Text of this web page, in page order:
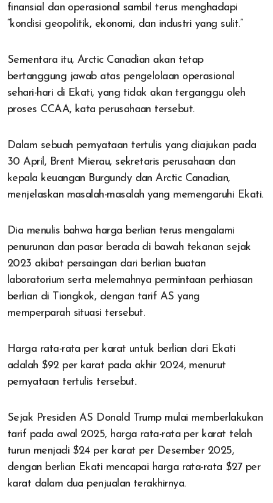
finansial dan operasional sambil terus menghadapi
“kondisi geopolitik, ekonomi, dan industri yang sulit.”
Sementara itu, Arctic Canadian akan tetap
bertanggung jawab atas pengelolaan operasional
sehari-hari di Ekati, yang tidak akan terganggu oleh
proses CCAA, kata perusahaan tersebut.
Dalam sebuah pernyataan tertulis yang diajukan pada
30 April, Brent Mierau, sekretaris perusahaan dan
kepala keuangan Burgundy dan Arctic Canadian,
menjelaskan masalah-masalah yang memengaruhi Ekati.
Dia menulis bahwa harga berlian terus mengalami
penurunan dan pasar berada di bawah tekanan sejak
2023 akibat persaingan dari berlian buatan
laboratorium serta melemahnya permintaan perhiasan
berlian di Tiongkok, dengan tarif AS yang
memperparah situasi tersebut.
Harga rata-rata per karat untuk berlian dari Ekati
adalah $92 per karat pada akhir 2024, menurut
pernyataan tertulis tersebut.
Sejak Presiden AS Donald Trump mulai memberlakukan
tarif pada awal 2025, harga rata-rata per karat telah
turun menjadi $24 per karat per Desember 2025,
dengan berlian Ekati mencapai harga rata-rata $27 per
karat dalam dua penjualan terakhirnya.